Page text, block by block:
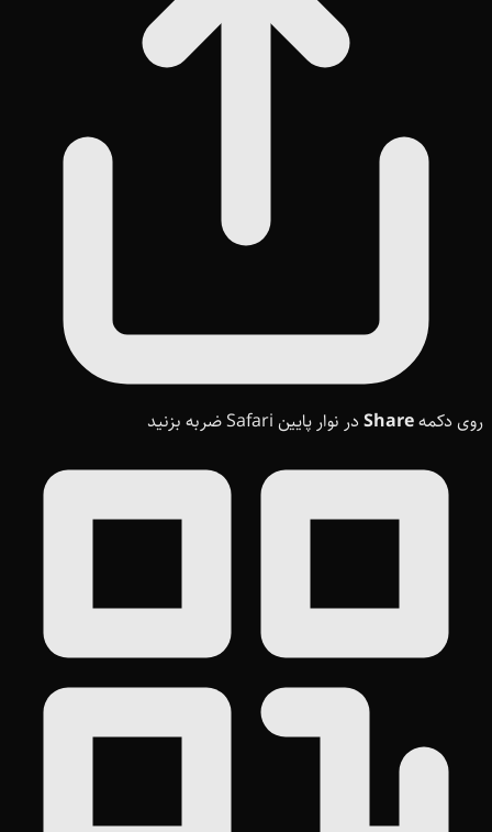
روی دکمهShare در نوار پایین Safari ضربه بزنید